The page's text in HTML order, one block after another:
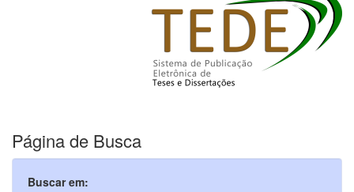
Página de Busca
Buscar em: